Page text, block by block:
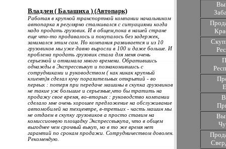
Владлен ( Балашиха ) (Автопарк)
Работая в крупной транспортной компании начальником
автопарка я регулярно сталкивался с ситуациями когда
надо продать грузовик. И в общем,пока в нашей стране
еще что-то продавалось и покупалось без задержек,
занимался этим сам. Но компания развивается и из 10
грузовиков мы уже давно выросли в 100 и даже больше. И
проблема продать грузовик стала для меня очень
серьезной и отнимала много времени. Обратившись
однажды в Экспрессвыкуп и познакомившись с
сотрудниками и руководством ( как никак крупный
клиент)я сделал кучу поразительных открытий - во
первых : потеря при передаче машины в скупка грузовиков
не такие уж большие и серьезные,что бы тратить на
продажу свое время, во-вторых : руководство компании
сделало мне очень хорошее предложение на обслуживание
автомобилей на техцентре, в-третьих - часть машин мы
не отдаем в скупку грузовиков а просто ставим на
комиссионную площадку Экспрессвыкупа, что в общем
выгоднее чем срочный выкуп, но в то же время нет
гарантий по срокам продажи. Сотрудничеством доволен.
Рекомендую.